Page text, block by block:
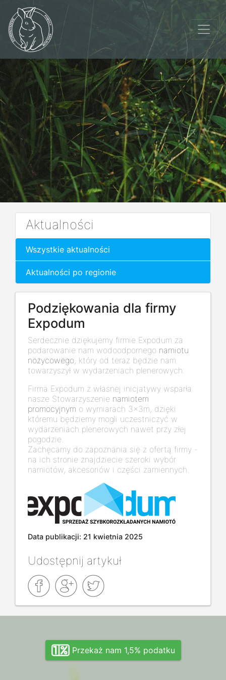
Aktualności
Wszystkie aktualności
Aktualności po regionie
Podziękowania dla firmy
Expodum
Serdecznie dziękujemy firmie Expodum za
podarowanie nam wodoodpornego namiotu
nożycowego, który od teraz będzie nam
towarzyszył w wydarzeniach plenerowych.
Firma Expodum z własnej inicjatywy wsparła
nasze Stowarzyszenie namiotem
promocyjnym o wymiarach 3x3m, dzięki
któremu będziemy mogli uczestniczyć w
wydarzeniach plenerowych nawet przy złej
pogodzie.
Zachęcamy do zapoznania się z ofertą firmy -
na ich stronie znajdziecie szeroki wybór
namiotów, akcesoriów i części zamiennych.
Data publikacji: 21 kwietnia 2025
Udostępnij artykuł
Przekaż nam 1,5% podatku